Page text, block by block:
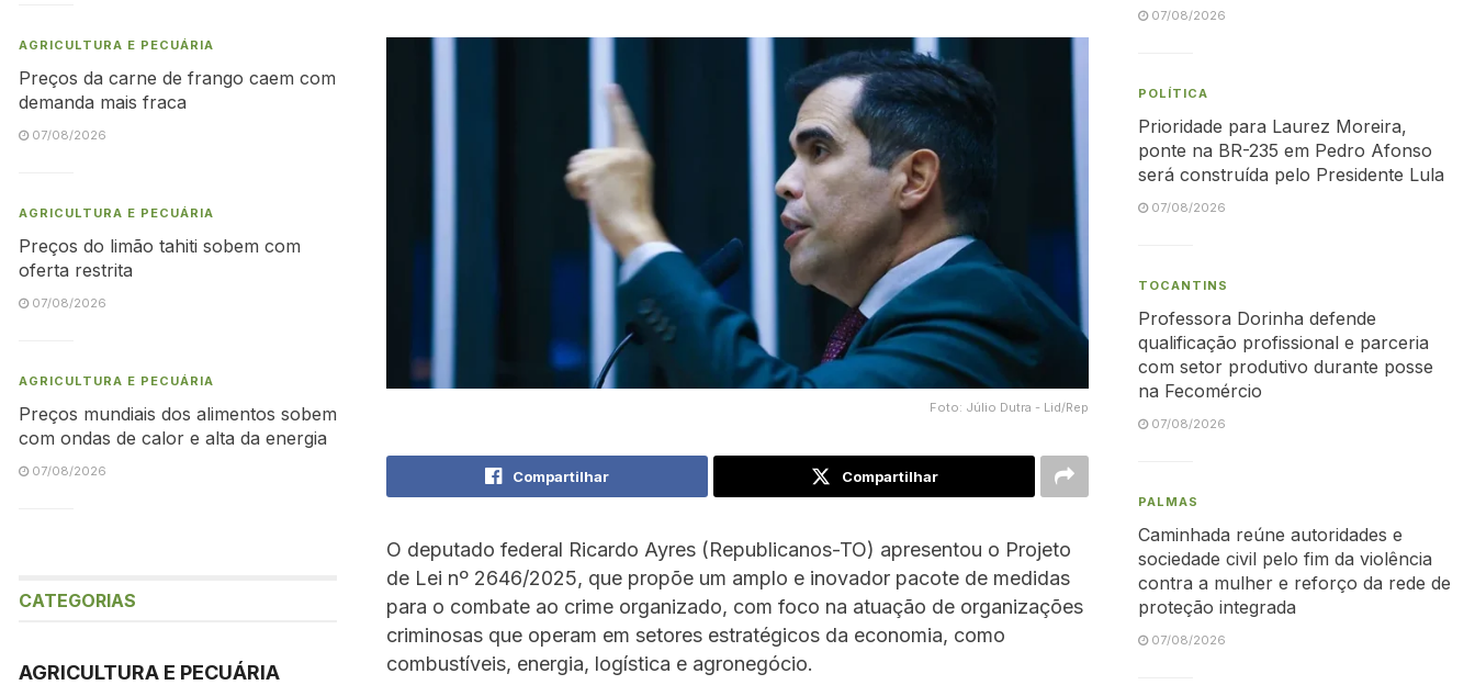
Foto: Júlio Dutra - Lid/Rep
Compartilhar Compartilhar
O deputado federal Ricardo Ayres (Republicanos-TO) apresentou o Projeto
de Lei nº 2646/2025, que propõe um amplo e inovador pacote de medidas
para o combate ao crime organizado, com foco na atuação de organizações
criminosas que operam em setores estratégicos da economia, como
combustíveis, energia, logística e agronegócio.
AGRICULTURA E PECUÁRIA
Preços da carne de frango caem com
demanda mais fraca
07/08/2026
AGRICULTURA E PECUÁRIA
Preços do limão tahiti sobem com
oferta restrita
07/08/2026
AGRICULTURA E PECUÁRIA
Preços mundiais dos alimentos sobem
com ondas de calor e alta da energia
07/08/2026
CATEGORIAS
AGRICULTURA E PECUÁRIA
07/08/2026
POLÍTICA
Prioridade para Laurez Moreira,
ponte na BR-235 em Pedro Afonso
será construída pelo Presidente Lula
07/08/2026
TOCANTINS
Professora Dorinha defende
qualificação profissional e parceria
com setor produtivo durante posse
na Fecomércio
07/08/2026
PALMAS
Caminhada reúne autoridades e
sociedade civil pelo fim da violência
contra a mulher e reforço da rede de
proteção integrada
07/08/2026